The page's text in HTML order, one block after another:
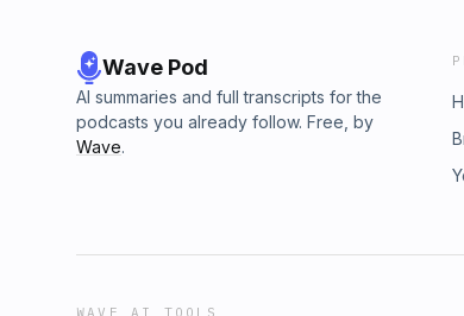
Wave Pod
AI summaries and full transcripts for the
podcasts you already follow. Free, by
Wave.
WAVE AI TOOLS